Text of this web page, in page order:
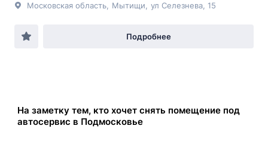
Московская область Мытищи ул Селезнева , 15
Подробнее
На заметку тем, кто хочет снять помещение под
автосервис в Подмосковье